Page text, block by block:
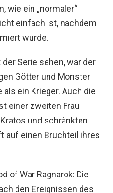
wie ein „normaler“
einfach ist, nachdem
wurde.
Serie sehen, war der
Götter und Monster
ein Krieger. Auch die
einer zweiten Frau
und schränkten
auf einen Bruchteil ihres
of War Ragnarok: Die
den Ereignissen des